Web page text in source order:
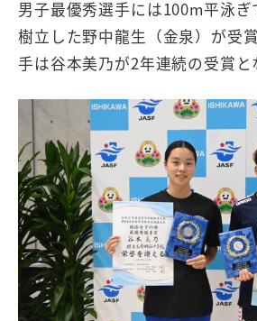
男子最優秀選手には100m平泳ぎ
樹立した野中龍生（金泉）が受
手は谷本美乃が2年連続の受賞と